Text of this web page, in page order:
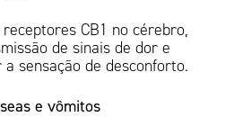
receptores CB1 no cérebro,
de sinais de dor e
sensação de desconforto.
e vômitos